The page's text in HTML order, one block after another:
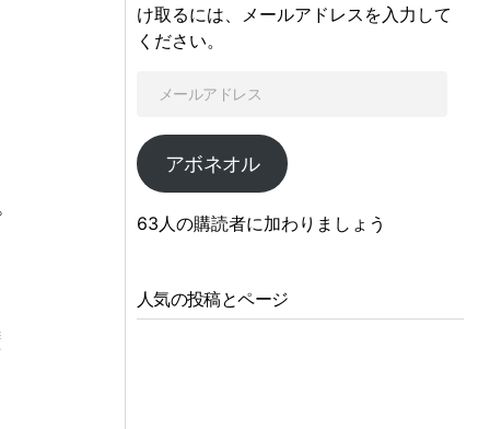
け取るには、メールアドレスを入力して
ください。
アボネオル
63人の購読者に加わりましょう
人気の投稿とページ